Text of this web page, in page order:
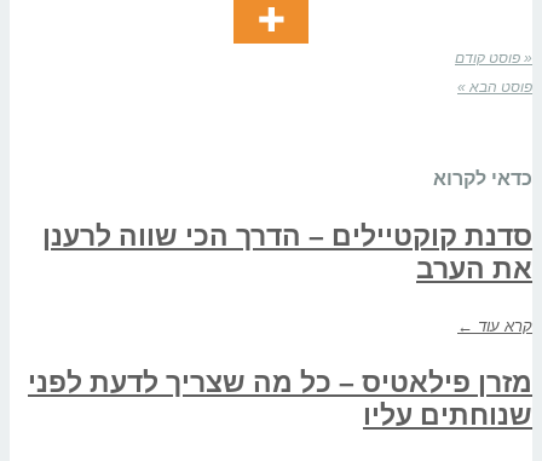
« פוסט קודם
פוסט הבא »
כדאי לקרוא
סדנת קוקטיילים – הדרך הכי שווה לרענן
את הערב
קרא עוד ←
מזרן פילאטיס – כל מה שצריך לדעת לפני
שנוחתים עליו